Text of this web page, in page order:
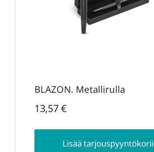
BLAZON. Metallirulla
13,57€
Lisää